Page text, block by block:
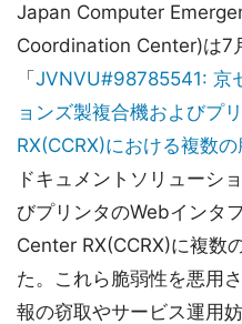
Japan Computer
Coordination Center)は7
「 JVNVU#98785541: 京
ョンズ製複合機およびプ
RX(CCRX)における複数
ドキュメントソリューシ
びプリンタのWebインタ
Center RX(CCRX)に複数
た。これら脆弱性を悪用
報の窃取やサービス運用